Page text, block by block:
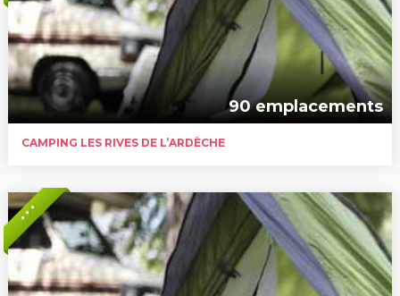
90 emplacements
CAMPING LES RIVES DE L’ARDÈCHE
* * *